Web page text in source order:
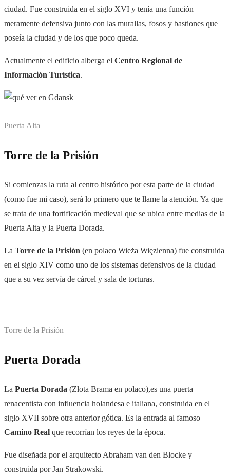
ciudad. Fue construida en el siglo XVI y tenía una función
meramente defensiva junto con las murallas, fosos y bastiones que
poseía la ciudad y de los que poco queda.
Actualmente el edificio alberga el Centro Regional de
Información Turística.
Puerta Alta
Torre de la Prisión
Si comienzas la ruta al centro histórico por esta parte de la ciudad
(como fue mi caso), será lo primero que te llame la atención. Ya que
se trata de una fortificación medieval que se ubica entre medias de la
Puerta Alta y la Puerta Dorada.
La Torre de la Prisión (en polaco Wieża Więzienna) fue construida
en el siglo XIV como uno de los sistemas defensivos de la ciudad
que a su vez servía de cárcel y sala de torturas.
Torre de la Prisión
Puerta Dorada
La Puerta Dorada (Złota Brama en polaco),es una puerta
renacentista con influencia holandesa e italiana, construida en el
siglo XVII sobre otra anterior gótica. Es la entrada al famoso
Camino Real que recorrían los reyes de la época.
Fue diseñada por el arquitecto Abraham van den Blocke y
construida por Jan Strakowski.